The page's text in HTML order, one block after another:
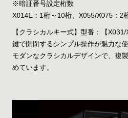
※暗証番号設定桁数
X014E：1桁～10桁、X055/X075：2
【クラシカルキー式】型番：【X031/
鍵で開閉するシンプル操作が魅力な
モダンなクラシカルデザインで、複
めています。